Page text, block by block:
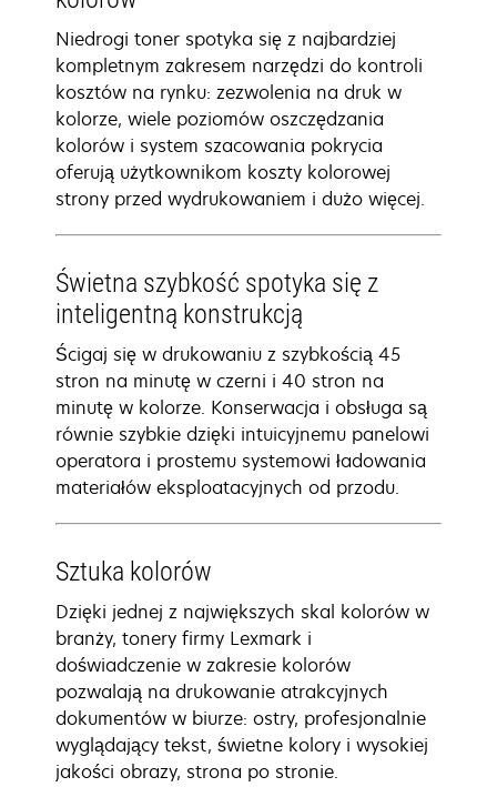
Niedrogi toner spotyka się z najbardziej
kompletnym zakresem narzędzi do kontroli
kosztów na rynku: zezwolenia na druk w
kolorze, wiele poziomów oszczędzania
kolorów i system szacowania pokrycia
oferują użytkownikom koszty kolorowej
strony przed wydrukowaniem i dużo więcej.
Świetna szybkość spotyka się z
inteligentną konstrukcją
Ścigaj się w drukowaniu z szybkością 45
stron na minutę w czerni i 40 stron na
minutę w kolorze. Konserwacja i obsługa są
równie szybkie dzięki intuicyjnemu panelowi
operatora i prostemu systemowi ładowania
materiałów eksploatacyjnych od przodu.
Sztuka kolorów
Dzięki jednej z największych skal kolorów w
branży, tonery firmy Lexmark i
doświadczenie w zakresie kolorów
pozwalają na drukowanie atrakcyjnych
dokumentów w biurze: ostry, profesjonalnie
wyglądający tekst, świetne kolory i wysokiej
jakości obrazy, strona po stronie.